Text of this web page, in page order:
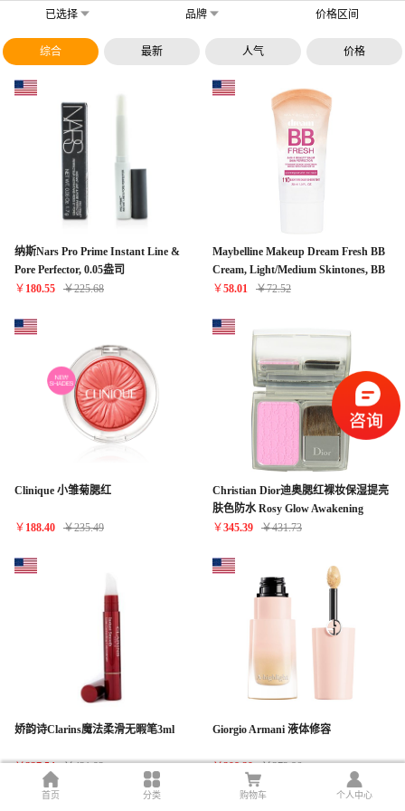
已选择 品牌 价格区间
综合 最新 人气 价格
纳斯Nars Pro Prime Instant Line &
Pore Perfector, 0.05盎司
￥ 180.55 ￥225.68
Maybelline Makeup Dream Fresh BB
Cream, Light/Medium Skintones, BB
Cream Face Makeup, 1 fl oz
￥58.01 ￥72.52
Clinique 小雏菊腮红
￥ 188.40 ￥235.49
Christian Dior迪奥腮红裸妆保湿提亮
肤色防水 Rosy Glow Awakening
Blush No 1 Petal for Women, 0.26
￥345.39 ￥431.73
娇韵诗Clarins魔法柔滑无暇笔3ml
￥337.54 ￥421.92
Giorgio Armani 液体修容
￥298.29 ￥372.86
首页 分类 购物车 个人中心